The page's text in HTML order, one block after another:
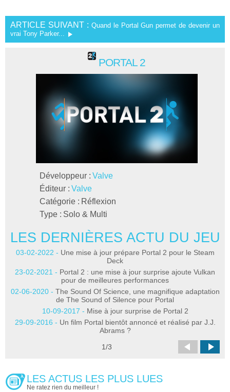
ARTICLE SUIVANT : Quand le Portal Gun permet de devenir un
vrai Tony Parker...
PORTAL 2
Développeur : Valve
Éditeur : Valve
Catégorie : Réflexion
Type : Solo & Multi
LES DERNIÈRES ACTU DU JEU
03-02-2022 - Une mise à jour prépare Portal 2 pour le Steam
Deck
23-02-2021 - Portal 2 : une mise à jour surprise ajoute Vulkan
pour de meilleures performances
02-06-2020 - The Sound Of Science, une magnifique adaptation
de The Sound of Silence pour Portal
10-09-2017 - Mise à jour surprise de Portal 2
29-09-2016 - Un film Portal bientôt annoncé et réalisé par J.J.
Abrams ?
1/3
LES ACTUS LES PLUS LUES
Ne ratez rien du meilleur !